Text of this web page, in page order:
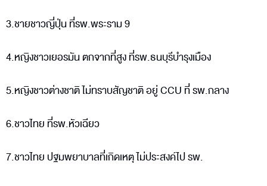
3.ชายชาวญี่ปุ่น ที่รพ.พระราม 9
4.หญิงชาวเยอรมัน ตกจากที่สูง ที่รพ.ธนบุรีบำรุงเมือง
5.หญิงชาวต่างชาติ ไม่ทราบสัญชาติ อยู่ CCU ที่ รพ.กลาง
6.ชาวไทย ที่รพ.หัวเฉียว
7.ชาวไทย ปฐมพยาบาลที่เกิดเหตุ ไม่ประสงค์ไป รพ.